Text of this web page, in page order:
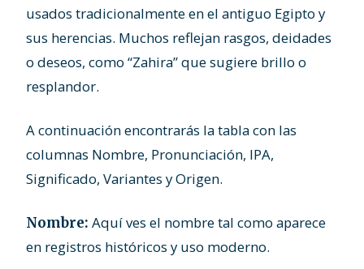
usados tradicionalmente en el antiguo Egipto y
sus herencias. Muchos reflejan rasgos, deidades
o deseos, como “Zahira” que sugiere brillo o
resplandor.
A continuación encontrarás la tabla con las
columnas Nombre, Pronunciación, IPA,
Significado, Variantes y Origen.
Nombre: Aquí ves el nombre tal como aparece
en registros históricos y uso moderno.